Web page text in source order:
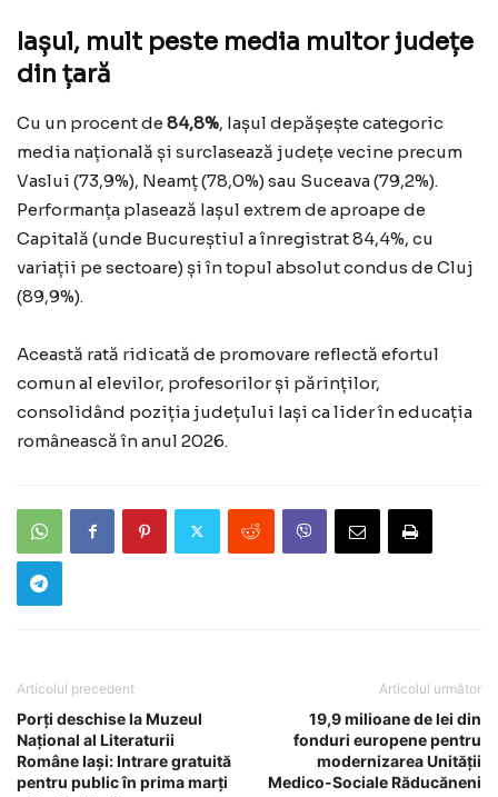
Iașul, mult peste media multor județe
din țară
Cu un procent de 84,8%, Iașul depășește categoric
media națională și surclasează județe vecine precum
Vaslui (73,9%), Neamț (78,0%) sau Suceava (79,2%).
Performanța plasează Iașul extrem de aproape de
Capitală (unde Bucureștiul a înregistrat 84,4%, cu
variații pe sectoare) și în topul absolut condus de Cluj
(89,9%).
Această rată ridicată de promovare reflectă efortul
comun al elevilor, profesorilor și părinților,
consolidând poziția județului Iași ca lider în educația
românească în anul 2026.
Articolul precedent
Porți deschise la Muzeul
Național al Literaturii
Române Iași: Intrare gratuită
pentru public în prima marți
Articolul următor
19,9 milioane de lei din
fonduri europene pentru
modernizarea Unității
Medico-Sociale Răducăneni